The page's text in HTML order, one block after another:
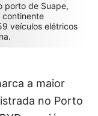
porto de Suape,
continente
veículos elétricos
a maior
no Porto